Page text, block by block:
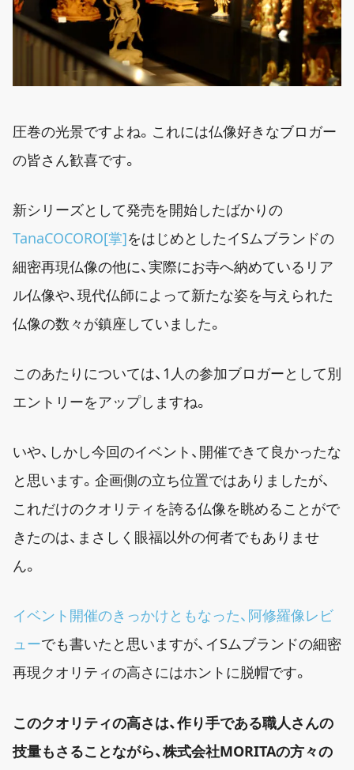
圧巻の光景ですよね。これには仏像好きなブロガー
の皆さん歓喜です。
新シリーズとして発売を開始したばかりの
TanaCOCORO[掌]をはじめとしたイSムブランドの
細密再現仏像の他に、実際にお寺へ納めているリア
ル仏像や、現代仏師によって新たな姿を与えられた
仏像の数々が鎮座していました。
このあたりについては、1人の参加ブロガーとして別
エントリーをアップしますね。
いや、しかし今回のイベント、開催できて良かったな
と思います。企画側の立ち位置ではありましたが、
これだけのクオリティを誇る仏像を眺めることがで
きたのは、まさしく眼福以外の何者でもありませ
ん。
イベント開催のきっかけともなった、阿修羅像レビ
ューでも書いたと思いますが、イSムブランドの細密
再現クオリティの高さにはホントに脱帽です。
このクオリティの高さは、作り手である職人さんの
技量もさることながら、株式会社MORITAの方々の